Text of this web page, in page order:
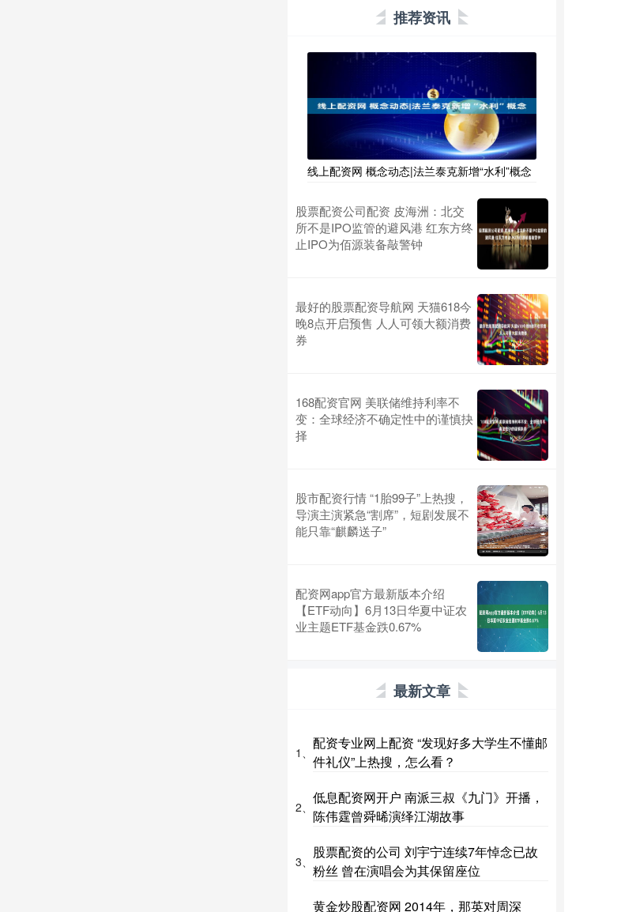
推荐资讯
线上配资网 概念动态|法兰泰克新增“水利”概念
股票配资公司配资 皮海洲：北交
所不是IPO监管的避风港 红东方终
止IPO为佰源装备敲警钟
最好的股票配资导航网 天猫618今
晚8点开启预售 人人可领大额消费
券
168配资官网 美联储维持利率不
变：全球经济不确定性中的谨慎抉
择
股市配资行情 “1胎99子”上热搜，
导演主演紧急“割席”，短剧发展不
能只靠“麒麟送子”
配资网app官方最新版本介绍
【ETF动向】6月13日华夏中证农
业主题ETF基金跌0.67%
最新文章
1、
配资专业网上配资 “发现好多大学生不懂邮
件礼仪”上热搜，怎么看？
2、
低息配资网开户 南派三叔《九门》开播，
陈伟霆曾舜晞演绎江湖故事
3、
股票配资的公司 刘宇宁连续7年悼念已故
粉丝 曾在演唱会为其保留座位
黄金炒股配资网 2014年，那英对周深